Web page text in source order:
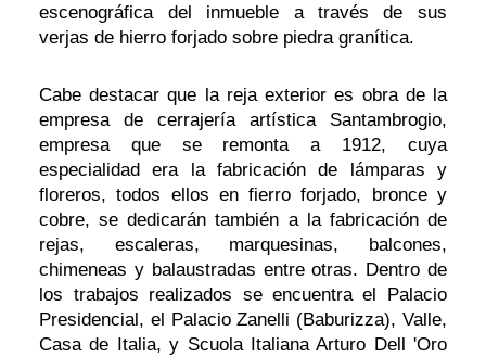
escenográfica del inmueble a través de sus
verjas de hierro forjado sobre piedra granítica.
Cabe destacar que la reja exterior es obra de la
empresa de cerrajería artística Santambrogio,
empresa que se remonta a 1912, cuya
especialidad era la fabricación de lámparas y
floreros, todos ellos en fierro forjado, bronce y
cobre, se dedicarán también a la fabricación de
rejas, escaleras, marquesinas, balcones,
chimeneas y balaustradas entre otras. Dentro de
los trabajos realizados se encuentra el Palacio
Presidencial, el Palacio Zanelli (Baburizza), Valle,
Casa de Italia, y Scuola Italiana Arturo Dell 'Oro